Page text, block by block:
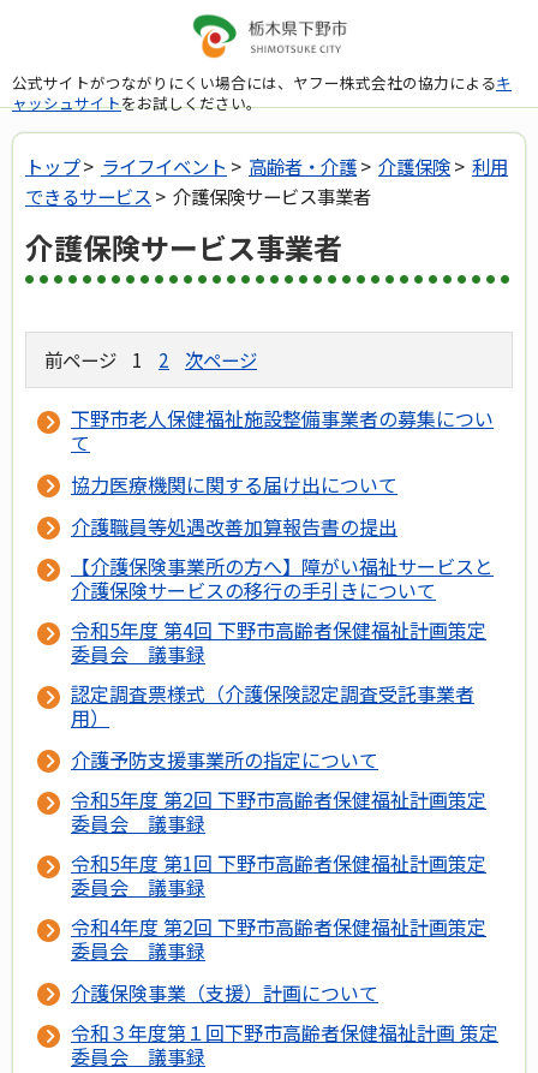
公式サイトがつながりにくい場合には、ヤフー株式会社の協力によるキ
ャッシュサイトをお試しください。
トップ> ライフイベント > 高齢者・介護> 介護保険> 利用
できるサービス > 介護保険サービス事業者
介護保険サービス事業者
前ページ 1 2 次ページ
下野市老人保健福祉施設整備事業者の募集につい
て
協力医療機関に関する届け出について
介護職員等処遇改善加算報告書の提出
【介護保険事業所の方へ】障がい福祉サービスと
介護保険サービスの移行の手引きについて
令和5年度 第4回 下野市高齢者保健福祉計画策定
委員会 議事録
認定調査票様式（介護保険認定調査受託事業者
用）
介護予防支援事業所の指定について
令和5年度 第2回 下野市高齢者保健福祉計画策定
委員会 議事録
令和5年度 第1回 下野市高齢者保健福祉計画策定
委員会 議事録
令和4年度 第2回 下野市高齢者保健福祉計画策定
委員会 議事録
介護保険事業（支援）計画について
令和３年度第１回下野市高齢者保健福祉計画 策定
委員会 議事録